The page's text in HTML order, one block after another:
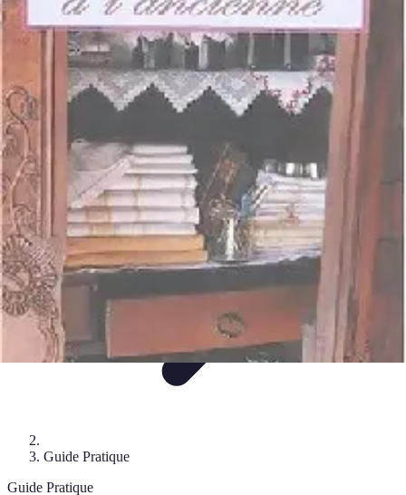
Mon CBD Pro
Achat et qualitéUtilisation du CBDAchatUtilisationTendances CBD
Mon CBD Pro
Guide Pratique
Guide Pratique